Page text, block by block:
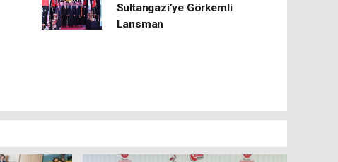
Sultangazi’ye Görkemli
Lansman